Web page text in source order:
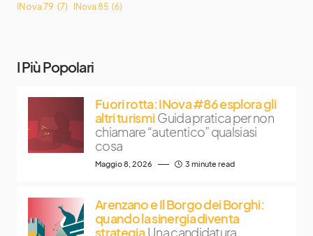
INova 79 (7) INova 85 (6)
I Più Popolari
Fuori rotta: INova #86 esplora gli
altri turismi Guida pratica per non
chiamare “autentico” qualsiasi
cosa
Maggio 8, 2026 3 minute read
Arenzano e Il Borgo dei Borghi:
quando la sinergia diventa
strategia Una candidatura